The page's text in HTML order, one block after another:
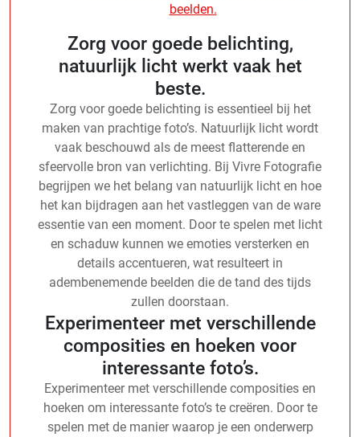
beelden.
Zorg voor goede belichting,
natuurlijk licht werkt vaak het
beste.
Zorg voor goede belichting is essentieel bij het
maken van prachtige foto’s. Natuurlijk licht wordt
vaak beschouwd als de meest flatterende en
sfeervolle bron van verlichting. Bij Vivre Fotografie
begrijpen we het belang van natuurlijk licht en hoe
het kan bijdragen aan het vastleggen van de ware
essentie van een moment. Door te spelen met licht
en schaduw kunnen we emoties versterken en
details accentueren, wat resulteert in
adembenemende beelden die de tand des tijds
zullen doorstaan.
Experimenteer met verschillende
composities en hoeken voor
interessante foto’s.
Experimenteer met verschillende composities en
hoeken om interessante foto’s te creëren. Door te
spelen met de manier waarop je een onderwerp